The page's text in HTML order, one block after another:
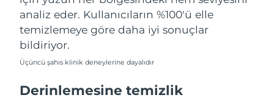
analiz eder. Kullanıcıların %100'ü elle
temizlemeye göre daha iyi sonuçlar
bildiriyor.
Üçüncü şahıs klinik deneylerine dayalıdır
Derinlemesine temizlik
Filipinler Tahmini teslim tarihi
Polonya
Portekiz
Porto Riko Tahmini teslim tarihi